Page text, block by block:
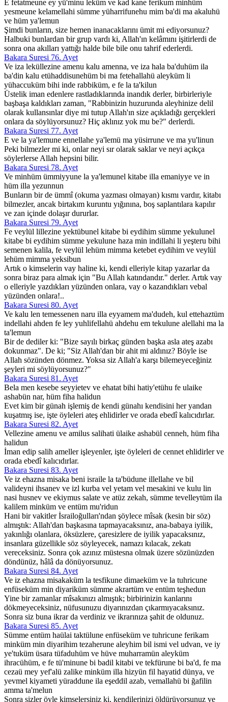
E fetatmeune ey yü'minu leküm ve kad kane ferikum minhüm
yesmeune kelamellahi sümme yüharrifunehu mim ba'di ma akaluhü
ve hüm ya'lemun
Şimdi bunların, size hemen inanacaklarını ümit mi ediyorsunuz?
Halbuki bunlardan bir grup vardı ki, Allah'ın kelâmını işitirlerdi de
sonra ona akılları yattığı halde bile bile onu tahrif ederlerdi.
Bakara Suresi 76. Ayet
Ve iza leküllezine amenu kalu amenna, ve iza hala ba'duhüm ila
ba'din kalu etühaddisunehüm bi ma fetehallahü aleyküm li
yühaccuküm bihi inde rabbiküm, e fe la ta'kilun
Üstelik iman edenlere rastladıklarında inandık derler, birbirleriyle
başbaşa kaldıkları zaman, "Rabbinizin huzurunda aleyhinize delil
olarak kullansınlar diye mi tutup Allah'ın size açıkladığı gerçekleri
onlara da söylüyorsunuz? Hiç aklınız yok mu be?" derlerdi.
Bakara Suresi 77. Ayet
E ve la ya'lemune ennellahe ya'lemü ma yüsirrune ve ma yu'linun
Peki bilmezler mi ki, onlar neyi sır olarak saklar ve neyi açıkça
söylerlerse Allah hepsini bilir.
Bakara Suresi 78. Ayet
Ve minhüm ümmiyyune la ya'lemunel kitabe illa emaniyye ve in
hüm illa yezunnun
Bunların bir de ümmî (okuma yazması olmayan) kısmı vardır, kitabı
bilmezler, ancak birtakım kuruntu yığınına, boş saplantılara kapılır
ve zan içinde dolaşır dururlar.
Bakara Suresi 79. Ayet
Fe veylül lillezine yektübunel kitabe bi eydihim sümme yekulunel
kitabe bi eydihim sümme yekulune haza min indillahi li yeşteru bihi
semenen kalila, fe veylül lehüm mimma ketebet eydihim ve veylül
lehüm mimma yeksibun
Artık o kimselerin vay haline ki, kendi elleriyle kitap yazarlar da
sonra biraz para almak için "Bu Allah katındandır." derler. Artık vay
o elleriyle yazdıkları yüzünden onlara, vay o kazandıkları vebal
yüzünden onlara!..
Bakara Suresi 80. Ayet
Ve kalu len temessenen naru illa eyyamem ma'dudeh, kul ettehaztüm
indellahi ahden fe ley yuhlifellahü ahdehu em tekulune alellahi ma la
ta'lemun
Bir de dediler ki: "Bize sayılı birkaç günden başka asla ateş azabı
dokunmaz". De ki; "Siz Allah'dan bir ahit mi aldınız? Böyle ise
Allah sözünden dönmez. Yoksa siz Allah'a karşı bilemeyeceğiniz
şeyleri mi söylüyorsunuz?"
Bakara Suresi 81. Ayet
Bela men kesebe seyyietev ve ehatat bihi hatiy'etühu fe ulaike
ashabün nar, hüm fiha halidun
Evet kim bir günah işlemiş de kendi günahı kendisini her yandan
kuşatmış ise, işte öyleleri ateş ehlidirler ve orada ebedî kalıcıdırlar.
Bakara Suresi 82. Ayet
Vellezine amenu ve amilus salihati ülaike ashabül cenneh, hüm fiha
halidun
İman edip salih ameller işleyenler, işte öyleleri de cennet ehlidirler ve
orada ebedî kalıcıdırlar.
Bakara Suresi 83. Ayet
Ve iz ehazna misaka beni israile la ta'büdune illellahe ve bil
valideyni ihsanev ve izl kurba vel yetam vel mesakini ve kulu lin
nasi husnev ve ekiymus salate ve atüz zekah, sümme tevelleytüm ila
kalilem minküm ve entüm mu'ridun
Hani bir vakitler İsrailoğulları'ndan şöylece mîsak (kesin bir söz)
almıştık: Allah'dan başkasına tapmayacaksınız, ana-babaya iyilik,
yakınlığı olanlara, öksüzlere, çaresizlere de iyilik yapacaksınız,
insanlara güzellikle söz söyleyecek, namazı kılacak, zekatı
vereceksiniz. Sonra çok azınız müstesna olmak üzere sözünüzden
döndünüz, hâlâ da dönüyorsunuz.
Bakara Suresi 84. Ayet
Ve iz ehazna misakaküm la tesfikune dimaeküm ve la tuhricune
enfüseküm min diyariküm sümme akrartüm ve entüm teşhedun
Yine bir zamanlar mîsakınızı almıştık; birbirinizin kanlarını
dökmeyeceksiniz, nüfusunuzu diyarınızdan çıkarmıyacaksınız.
Sonra siz buna ikrar da verdiniz ve ikrarınıza şahit de oldunuz.
Bakara Suresi 85. Ayet
Sümme entüm haülai taktülune enfüseküm ve tuhricune ferikam
minküm min diyarihim tezaherune aleyhim bil ismi vel udvan, ve iy
ye'tuküm üsara tüfaduhüm ve hüve muharramün aleyküm
ihracühüm, e fe tü'minune bi badil kitabi ve tekfürune bi ba'd, fe ma
cezaü mey yef'alü zalike minküm illa hizyün fil hayatid dünya, ve
yevmel kiyameti yüraddune ila eşeddil azab, vemallahü bi ğafilin
amma ta'melun
Sonra sizler öyle kimselersiniz ki, kendilerinizi öldürüyorsunuz ve